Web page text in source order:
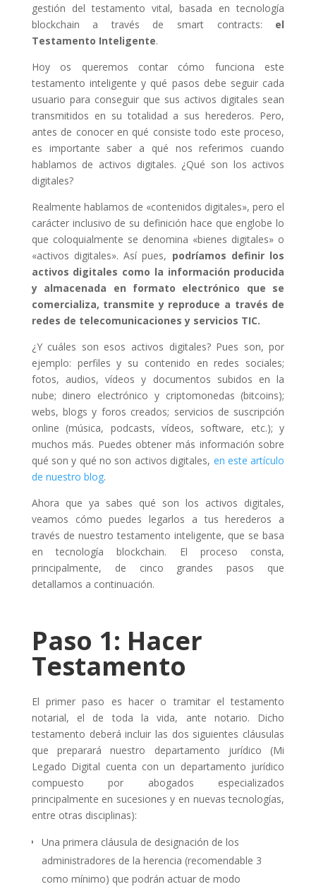
gestión del testamento vital, basada en tecnología
blockchain a través de smart contracts: el
Testamento Inteligente.
Hoy os queremos contar cómo funciona este
testamento inteligente y qué pasos debe seguir cada
usuario para conseguir que sus activos digitales sean
transmitidos en su totalidad a sus herederos. Pero,
antes de conocer en qué consiste todo este proceso,
es importante saber a qué nos referimos cuando
hablamos de activos digitales. ¿Qué son los activos
digitales?
Realmente hablamos de «contenidos digitales», pero el
carácter inclusivo de su definición hace que englobe lo
que coloquialmente se denomina «bienes digitales» o
«activos digitales». Así pues, podríamos definir los
activos digitales como la información producida
y almacenada en formato electrónico que se
comercializa, transmite y reproduce a través de
redes de telecomunicaciones y servicios TIC.
¿Y cuáles son esos activos digitales? Pues son, por
ejemplo: perfiles y su contenido en redes sociales;
fotos, audios, vídeos y documentos subidos en la
nube; dinero electrónico y criptomonedas (bitcoins);
webs, blogs y foros creados; servicios de suscripción
online (música, podcasts, vídeos, software, etc.); y
muchos más. Puedes obtener más información sobre
qué son y qué no son activos digitales, en este artículo
de nuestro blog.
Ahora que ya sabes qué son los activos digitales,
veamos cómo puedes legarlos a tus herederos a
través de nuestro testamento inteligente, que se basa
en tecnología blockchain. El proceso consta,
principalmente, de cinco grandes pasos que
detallamos a continuación.
Paso 1: Hacer
Testamento
El primer paso es hacer o tramitar el testamento
notarial, el de toda la vida, ante notario. Dicho
testamento deberá incluir las dos siguientes cláusulas
que preparará nuestro departamento jurídico (Mi
Legado Digital cuenta con un departamento jurídico
compuesto por abogados especializados
principalmente en sucesiones y en nuevas tecnologías,
entre otras disciplinas):
Una primera cláusula de designación de los
administradores de la herencia (recomendable 3
como mínimo) que podrán actuar de modo